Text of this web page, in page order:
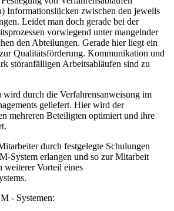
Informationslücken zwischen den jeweils
Leidet man doch gerade bei der
vorwiegend unter mangelnder
den Abteilungen. Gerade hier liegt ein
Qualitätsförderung. Kommunikation und
störanfälligen Arbeitsabläufen sind zu
durch die Verfahrensanweisung im
geliefert. Hier wird der
mehreren Beteiligten optimiert und ihre
durch festgelegte Schulungen
System erlangen und so zur Mitarbeit
weiterer Vorteil eines
- Systemen: